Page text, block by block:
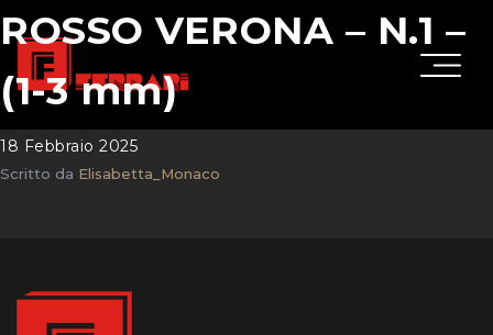
ROSSO VERONA – N.1 –
(1-3 mm)
18 Febbraio 2025
Scritto da Elisabetta_Monaco